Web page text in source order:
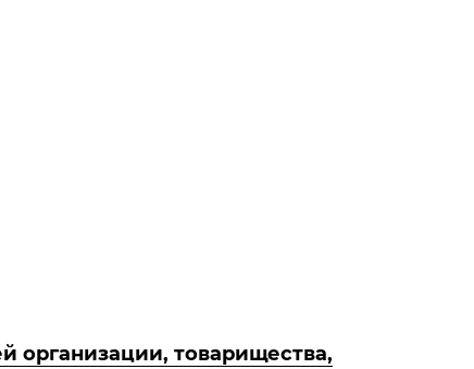
организации, товарищества,